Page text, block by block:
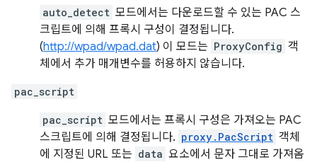
auto_detect 모드에서는 다운로드할 수 있는 PAC 스
크립트에 의해 프록시 구성이 결정됩니다.
(http://wpad/wpad.dat) 이 모드는 ProxyConfig 객
체에서 추가 매개변수를 허용하지 않습니다.
pac_script
pac_script 모드에서는 프록시 구성은 가져오는 PAC
스크립트에 의해 결정됩니다. proxy.PacScript 객체
에 지정된 URL 또는 data 요소에서 문자 그대로 가져옴